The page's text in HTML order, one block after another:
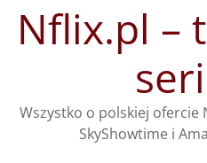
treściNflix.pl –
Wszystko o polskiej ofercie
SkyShowtime i